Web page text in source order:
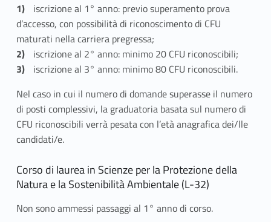
iscrizione al 1° anno: previo superamento prova
d’accesso, con possibilità di riconoscimento di CFU
maturati nella carriera pregressa;
iscrizione al 2° anno: minimo 20 CFU riconoscibili;
iscrizione al 3° anno: minimo 80 CFU riconoscibili.
Nel caso in cui il numero di domande superasse il numero
di posti complessivi, la graduatoria basata sul numero di
CFU riconoscibili verrà pesata con l’età anagrafica dei/lle
candidati/e.
Corso di laurea in Scienze per la Protezione della
Natura e la Sostenibilità Ambientale (L-32)
Non sono ammessi passaggi al 1° anno di corso.